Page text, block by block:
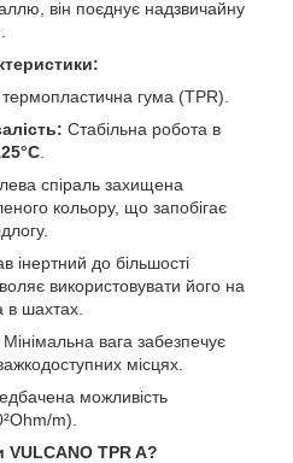
він поєднує надзвичайну
термопластична гума (TPR).
Стабільна робота в
спіраль захищена
кольору, що запобігає
інертний до більшості
використовувати його на
в шахтах.
Мінімальна вага забезпечує
місцях.
можливість
m).
TPR A?